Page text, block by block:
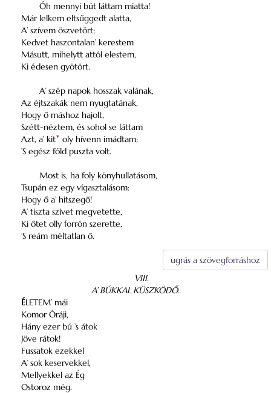
Óh mennyi bút láttam miatta!
Már lelkem eltsűggedt alatta,
A’ szívem öszvetört;
Kedvet haszontalan’ kerestem
Másutt, mihelytt attól elestem,
Ki édesen gyötört.
A’ szép napok hosszak valának,
Az éjtszakák nem nyugtatának,
Hogy ő máshoz hajolt,
Szétt-néztem, és sohol se láttam
Azt, a’ kit* oly hívenn imádtam;
’S egész főld puszta volt.
Most is, ha foly könyhullatásom,
Tsupán ez egy vígasztalásom:
Hogy ő a’ hitszegő!
A’ tiszta szívet megvetette,
Ki őtet olly forrón szerette,
’S reám méltatlan ő.
ugrás a szövegforráshoz
VIII.
A’ BÚKKAL KÜSZKÖDŐ.
ÉLETEM’ mái
Komor Óráji,
Hány ezer bú ’s átok
Jöve rátok!
Fussatok ezekkel
A’ sok keservekkel,
Mellyekkel az Ég
Ostoroz még.